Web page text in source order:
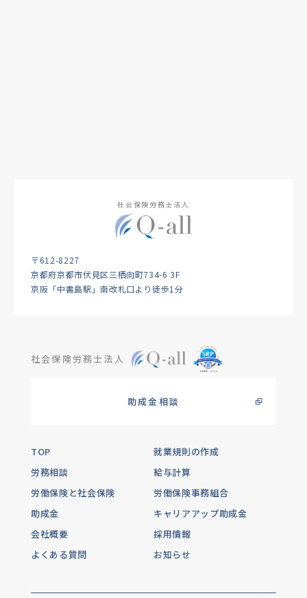
社会保険労務士法人
〒612-8227
京都府京都市伏見区三栖向町734-6 3F
京阪「中書島駅」南改札口より徒歩1分
社会保険労務士法人
助成金相談
TOP
就業規則の作成
労務相談
給与計算
労働保険と社会保険
労働保険事務組合
助成金
キャリアアップ助成金
会社概要
採用情報
よくある質問
お知らせ